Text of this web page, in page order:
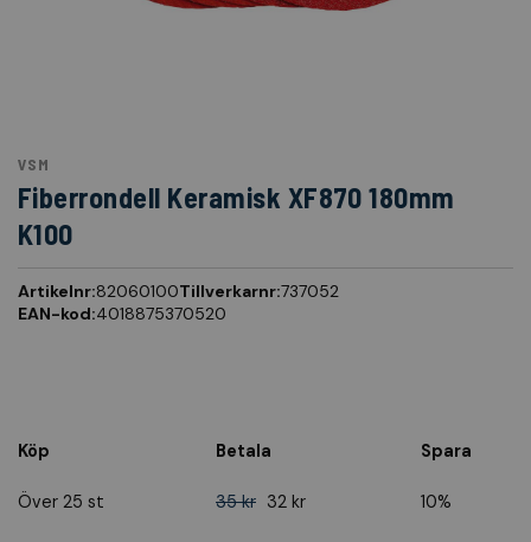
VSM
Fiberrondell Keramisk XF870 180mm
K100
Artikelnr:82060100Tillverkarnr:737052
EAN-kod:4018875370520
Köp Betala Spara
Över 25 st 35 kr 32 kr 10%